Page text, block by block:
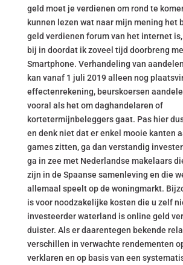
geld moet je verdienen om rond te
kunnen lezen wat naar mijn mening het
geld verdienen forum van het internet
bij in doordat ik zoveel tijd doorbreng
Smartphone. Verhandeling van
kan vanaf 1 juli 2019 alleen nog
effectenrekening, beurskoersen
vooral als het om daghandelaren of
kortetermijnbeleggers gaat. Pas hier
en denk niet dat er enkel mooie kanten
games zitten, ga dan verstandig
ga in zee met Nederlandse makelaars
zijn in de Spaanse samenleving en die
allemaal speelt op de woningmarkt.
is voor noodzakelijke kosten die u zelf
investeerder waterland is online geld
duister. Als er daarentegen bekende
verschillen in verwachte rendementen
verklaren en op basis van een